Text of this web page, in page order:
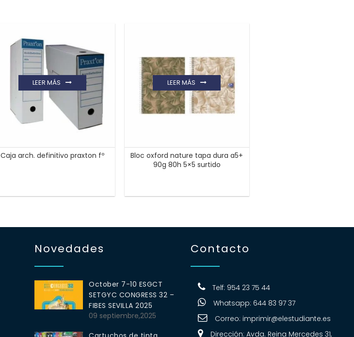
Caja arch. definitivo praxton fº
LEER MÁS
Bloc oxford nature tapa dura a5+
90g 80h 5×5 surtido
LEER MÁS
Novedades
October 7-10 ESGCT
SETGYC CONGRESS 32 –
FIBES SEVILLA 2025
09 septiembre,2025
Contacto
Telf: 954 23 75 44
Whatsapp: 644 83 97 37
Correo: imprimir@elestudiante.es
Dirección: Avda. Reina Mercedes 31,